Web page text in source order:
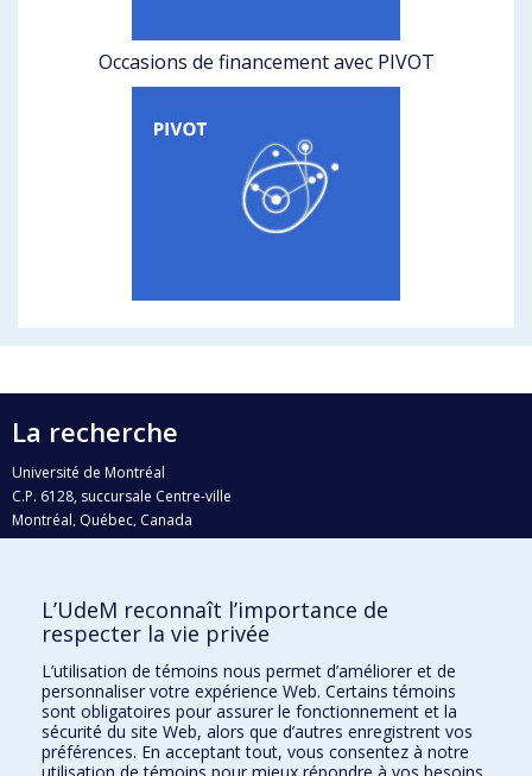
Occasions de financement avec PIVOT
La recherche
Université de Montréal
C.P. 6128, succursale Centre-ville
Montréal, Québec, Canada
H3C 3J7
Qui fait quoi?
Nous trouver
Plan du site
Accessibilité
L’UdeM reconnaît l’importance de
respecter la vie privée
L’utilisation de témoins nous permet d’améliorer et de
personnaliser votre expérience Web. Certains témoins
sont obligatoires pour assurer le fonctionnement et la
sécurité du site Web, alors que d’autres enregistrent vos
préférences. En acceptant tout, vous consentez à notre
utilisation de témoins pour mieux répondre à vos besoins.